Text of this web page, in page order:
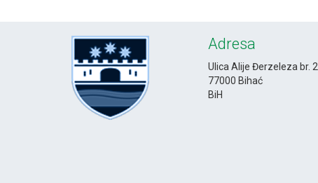
Adresa
Ulica Alije Đerzeleza br. 2
77000 Bihać
BiH